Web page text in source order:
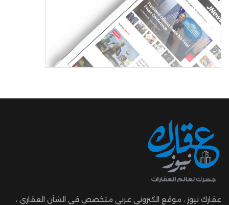
عقارك نيوز ، موقع الكتروني عربي متخصص في الشأن العقاري ،